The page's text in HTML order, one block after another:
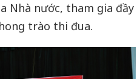
Nhà nước, tham gia đầy
trào thi đua.